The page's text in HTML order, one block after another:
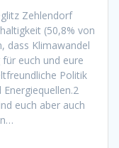
Zehlendorf
(50,8% von
dass Klimawandel
euch und eure
Politik
euch aber auch